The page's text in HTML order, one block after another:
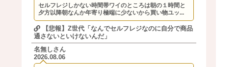
セルフレジしかない時間帯ワイのところは朝の１時間と
夕方以降朝なんか年寄り極端に少ないから買い物ユッ...
【悲報】Z世代「なんでセルフレジなのに自分で商品
通さないといけないんだ」
名無しさん
2026.08.06